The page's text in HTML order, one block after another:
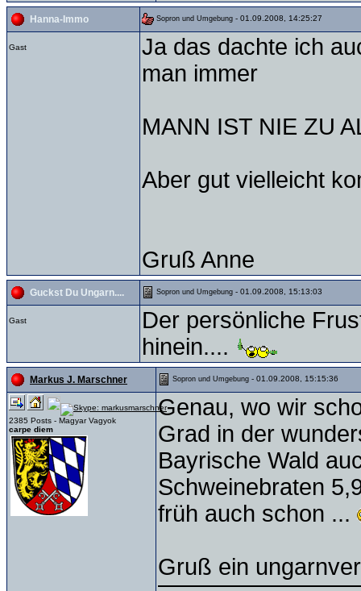
Hanna-Immo Sopron und Umgebung - 01.09.2008, 14:25:27
Gast
Ja das dachte ich
man immer
MANN IST NIE ZU
Aber gut vielleicht
Gruß Anne
Guckst Du Ungarn.... Sopron und Umgebung - 01.09.2008, 15:13:03
Gast
Der persönliche
hinein....
Markus J. Marschner Sopron und Umgebung - 01.09.2008, 15:15:36
2385 Posts - Magyar Vagyok
carpe diem
Genau, wo wir
Grad in der
Bayrische Wald
Schweinebraten
früh auch schon ...
Gruß ein